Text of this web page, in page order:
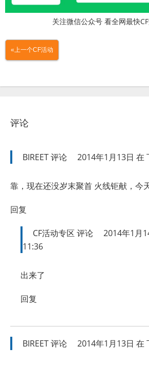
关注微信公众号 看全网最快
«上一个CF活动
评论
BIREET评论 2014年1月13日 在
靠，现在还没岁末聚首 火线钜献，今
回复
CF活动专区评论
2014年1月
11:36
出来了
回复
BIREET评论 2014年1月13日 在